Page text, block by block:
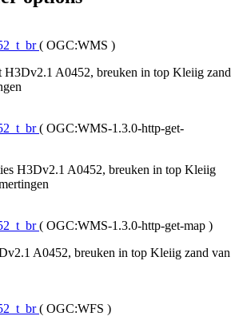
( OGC:WMS )
H3Dv2.1 A0452, breuken in top Kleiig zand
( OGC:WMS-1.3.0-http-get-
H3Dv2.1 A0452, breuken in top Kleiig
( OGC:WMS-1.3.0-http-get-map )
A0452, breuken in top Kleiig zand van
( OGC:WFS )